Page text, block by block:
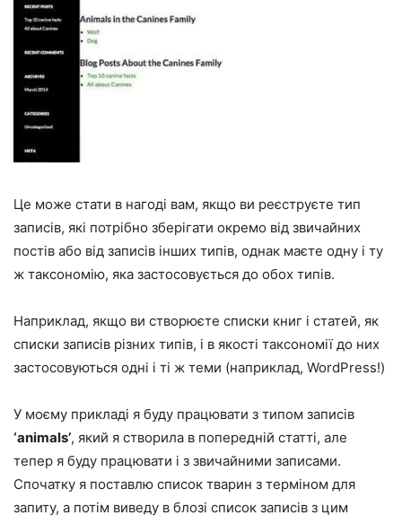
Це може стати в нагоді вам, якщо ви реєструєте тип
записів, які потрібно зберігати окремо від звичайних
постів або від записів інших типів, однак маєте одну і ту
ж таксономію, яка застосовується до обох типів.
Наприклад, якщо ви створюєте списки книг і статей, як
списки записів різних типів, і в якості таксономії до них
застосовуються одні і ті ж теми (наприклад, WordPress!)
У моєму прикладі я буду працювати з типом записів
‘animals’, який я створила в попередній статті, але
тепер я буду працювати і з звичайними записами.
Спочатку я поставлю список тварин з терміном для
запиту, а потім виведу в блозі список записів з цим